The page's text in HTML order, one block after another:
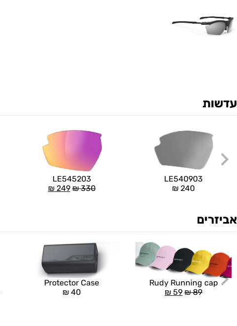
עדשות
LE540903
₪ 240
LE545203
₪330
₪249
אביזרים
Rudy Running cap
₪89
₪ 59
Protector Case
₪ 40